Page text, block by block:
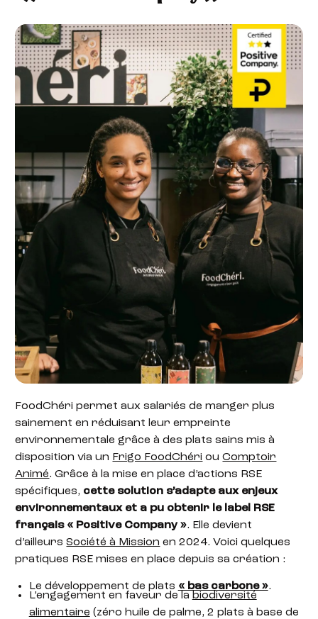
FoodChéri permet aux salariés de manger plus
sainement en réduisant leur empreinte
environnementale grâce à des plats sains mis à
disposition via un Frigo FoodChéri ouComptoir
Animé. Grâce à la mise en place d’actions RSE
spécifiques, cette solution s’adapte aux enjeux
environnementaux et a pu obtenir le label RSE
français « Positive Company ». Elle devient
d’ailleursSociété à Mission en 2024. Voici quelques
pratiques RSE mises en place depuis sa création :
Le développement de plats « bas carbone ».
L’engagement en faveur de la biodiversité
alimentaire (zéro huile de palme, 2 plats à base de